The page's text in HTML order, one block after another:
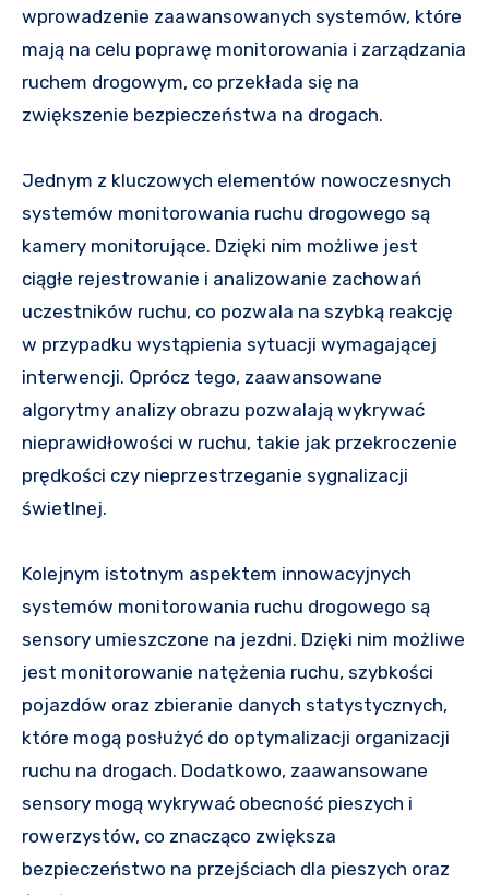
wprowadzenie zaawansowanych systemów, które
mają na celu poprawę monitorowania i zarządzania
ruchem drogowym, co przekłada się na
zwiększenie bezpieczeństwa na drogach.
Jednym z kluczowych elementów nowoczesnych
systemów monitorowania ruchu drogowego są
kamery monitorujące. Dzięki nim możliwe jest
ciągłe rejestrowanie i analizowanie zachowań
uczestników ruchu, co pozwala na szybką reakcję
w przypadku wystąpienia sytuacji wymagającej
interwencji. Oprócz tego, zaawansowane
algorytmy analizy obrazu pozwalają wykrywać
nieprawidłowości w ruchu, takie jak przekroczenie
prędkości czy nieprzestrzeganie sygnalizacji
świetlnej.
Kolejnym istotnym aspektem innowacyjnych
systemów monitorowania ruchu drogowego są
sensory umieszczone na jezdni. Dzięki nim możliwe
jest monitorowanie natężenia ruchu, szybkości
pojazdów oraz zbieranie danych statystycznych,
które mogą posłużyć do optymalizacji organizacji
ruchu na drogach. Dodatkowo, zaawansowane
sensory mogą wykrywać obecność pieszych i
rowerzystów, co znacząco zwiększa
bezpieczeństwo na przejściach dla pieszych oraz